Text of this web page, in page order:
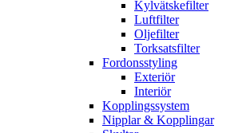
Kylvätskefilter
Luftfilter
Oljefilter
Torksatsfilter
Fordonsstyling
Exteriör
Interiör
Kopplingssystem
Nipplar & Kopplingar